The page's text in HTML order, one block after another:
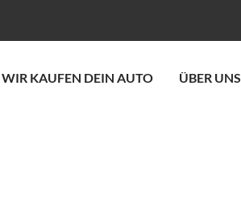
WIR KAUFEN DEIN AUTO ÜBER UNS